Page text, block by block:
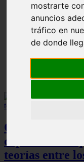
mostrarte
anuncios
tráfico en
de donde
Reseña Hentai -
ni
One Piece: el
capítulo 1190
teorías entre